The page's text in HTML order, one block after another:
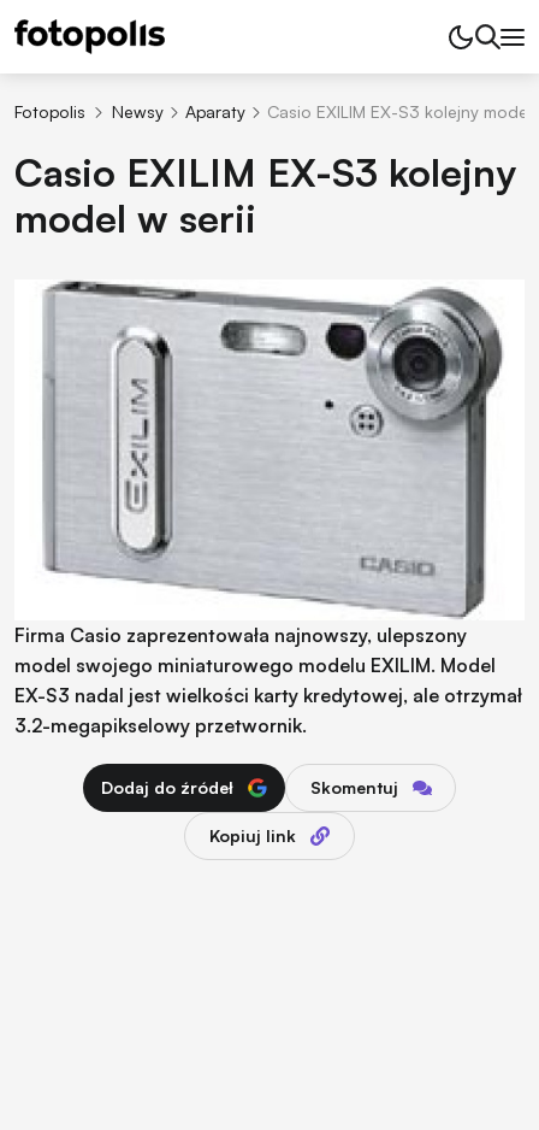
Fotopolis Newsy Aparaty Casio EXILIM EX-S3 kolejny model
Casio EXILIM EX-S3 kolejny
model w serii
Firma Casio zaprezentowała najnowszy, ulepszony
model swojego miniaturowego modelu EXILIM. Model
EX-S3 nadal jest wielkości karty kredytowej, ale otrzymał
3.2-megapikselowy przetwornik.
Dodaj do źródeł Skomentuj
Kopiuj link